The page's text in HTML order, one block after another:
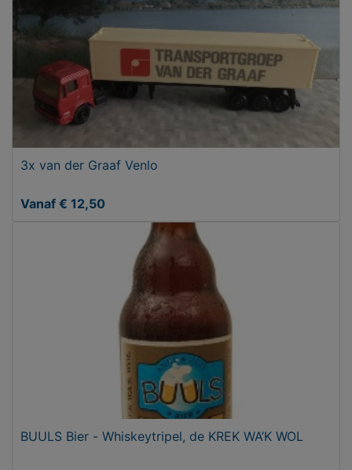
3x van der Graaf Venlo
Vanaf € 12,50
BUULS Bier - Whiskeytripel, de KREK WA’K WOL